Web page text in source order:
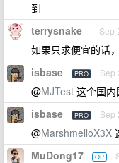
到
terrysnake Sep
如果只求便宜的话
isbase PRO Sep
@MJTest 这个国内
isbase PRO Sep
@MarshmelloX3X
MuDong17 OP